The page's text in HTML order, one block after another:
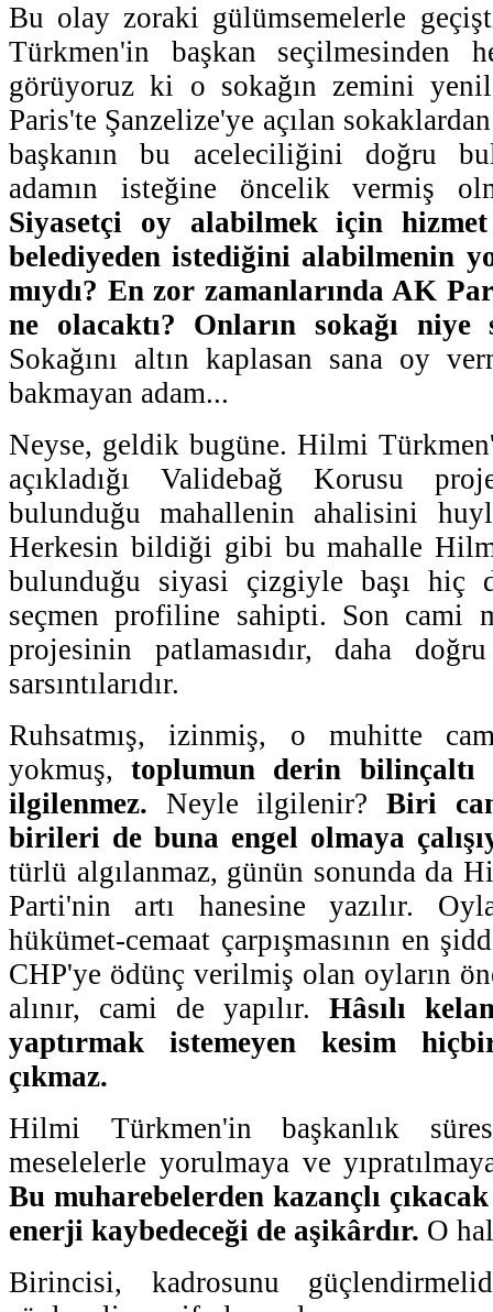
Bu olay zoraki gülümsemelerle
Türkmen'in başkan seçilmesinden
görüyoruz ki o sokağın zemini
Paris'te Şanzelize'ye açılan
başkanın bu aceleciliğini doğru
adamın isteğine öncelik vermiş
Siyasetçi oy alabilmek için
belediyeden istediğini alabilmenin
mıydı? En zor zamanlarında AK
ne olacaktı? Onların sokağı niye
Sokağını altın kaplasan sana oy
bakmayan adam...
Neyse, geldik bugüne. Hilmi
açıkladığı Validebağ Korusu
bulunduğu mahallenin ahalisini
Herkesin bildiği gibi bu mahalle
bulunduğu siyasi çizgiyle başı hiç
seçmen profiline sahipti. Son cami
projesinin patlamasıdır, daha
sarsıntılarıdır.
Ruhsatmış, izinmiş, o muhitte
yokmuş,toplumun derin bilinçaltı
ilgilenmez. Neyle ilgilenir? Biri
birileri de buna engel olmaya
türlü algılanmaz, günün sonunda da
Parti'nin artı hanesine yazılır.
hükümet-cemaat çarpışmasının en
CHP'ye ödünç verilmiş olan oyların
alınır, cami de yapılır. Hâsılı
yaptırmak istemeyen kesim
çıkmaz.
Hilmi Türkmen'in başkanlık
meselelerle yorulmaya ve yıpratılmaya
Bu muharebelerden kazançlı
enerji kaybedeceği de aşikârdır. O
Birincisi, kadrosunu